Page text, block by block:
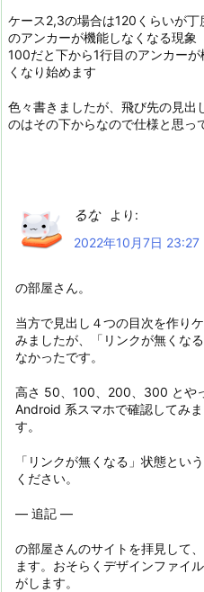
ケース2,3の場合は120くらいが
のアンカーが機能しなくなる現象
100だと下から1行目のアンカー
くなり始めます
色々書きましたが、飛び先の見出
のはその下からなので仕様と思っ
るな
より:
2022年10月7日 23:27
の部屋さん。
当方で見出し４つの目次を作り
みましたが、「リンクが無くな
なかったです。
高さ 50、100、200、300 とや
Android 系スマホで確認してみ
す。
「リンクが無くなる」状態とい
ください。
— 追記 —
の部屋さんのサイトを拝見して
ます。おそらくデザインファイ
がします。